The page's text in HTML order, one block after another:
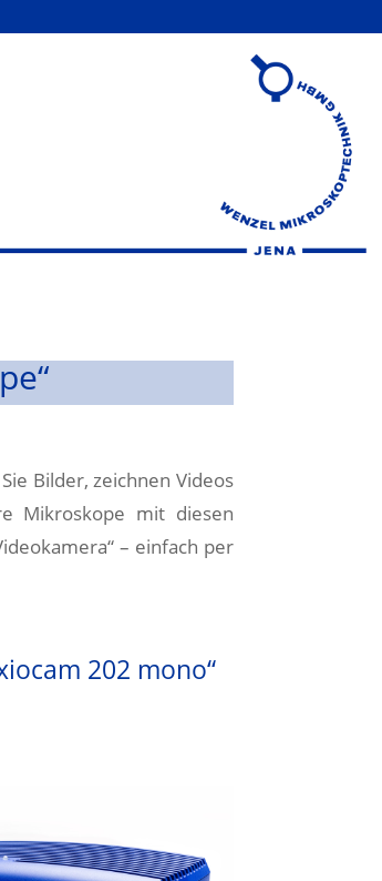
Bilder, zeichnen Videos
Mikroskope mit diesen
– einfach per
202 mono“